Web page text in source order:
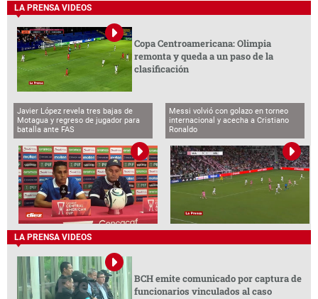
LA PRENSA VIDEOS
Copa Centroamericana: Olimpia
remonta y queda a un paso de la
clasificación
Javier López revela tres bajas de
Motagua y regreso de jugador para
batalla ante FAS
Messi volvió con golazo en torneo
internacional y acecha a Cristiano
Ronaldo
LA PRENSA VIDEOS
BCH emite comunicado por captura de
funcionarios vinculados al caso